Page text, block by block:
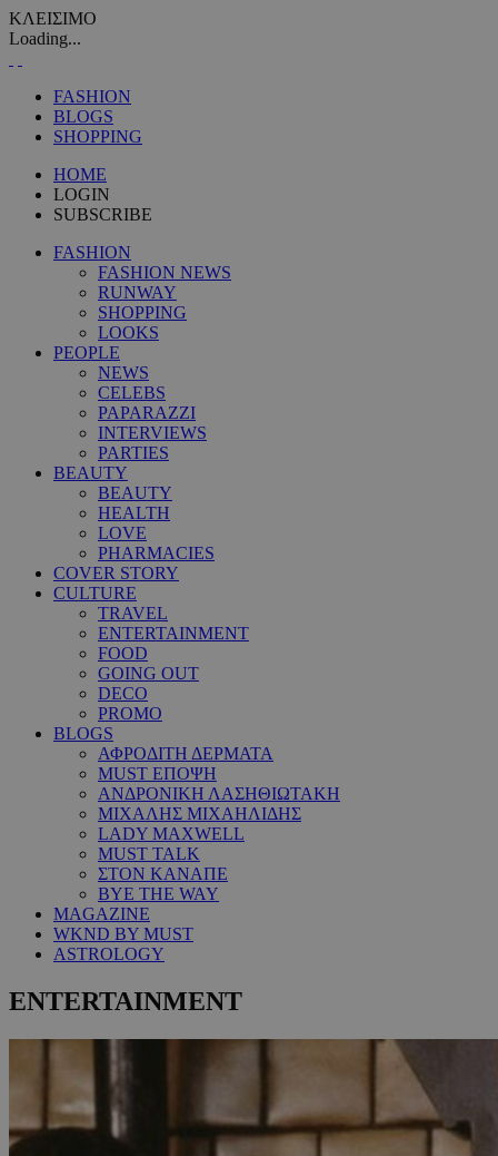
ΚΛΕΙΣΙΜΟ
Loading...
FASHION
BLOGS
SHOPPING
HOME
LOGIN
SUBSCRIBE
FASHION
FASHION NEWS
RUNWAY
SHOPPING
LOOKS
PEOPLE
NEWS
CELEBS
PAPARAZZI
INTERVIEWS
PARTIES
BEAUTY
BEAUTY
HEALTH
LOVE
PHARMACIES
COVER STORY
CULTURE
TRAVEL
ENTERTAINMENT
FOOD
GOING OUT
DECO
PROMO
BLOGS
ΑΦΡΟΔΙΤΗ ΔΕΡΜΑΤΑ
MUST ΕΠΟΨΗ
ΑΝΔΡΟΝΙΚΗ ΛΑΣΗΘΙΩΤΑΚΗ
ΜΙΧΑΛΗΣ ΜΙΧΑΗΛΙΔΗΣ
LADY MAXWELL
MUST TALK
ΣΤΟΝ ΚΑΝΑΠΕ
BYE THE WAY
MAGAZINE
WKND BY MUST
ASTROLOGY
ENTERTAINMENT